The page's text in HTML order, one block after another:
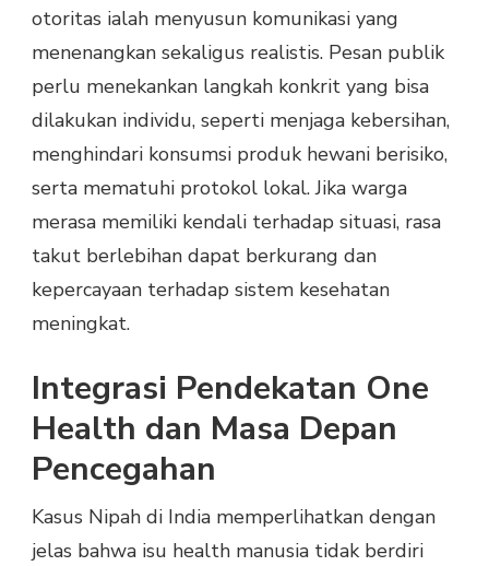
otoritas ialah menyusun komunikasi yang
menenangkan sekaligus realistis. Pesan publik
perlu menekankan langkah konkrit yang bisa
dilakukan individu, seperti menjaga kebersihan,
menghindari konsumsi produk hewani berisiko,
serta mematuhi protokol lokal. Jika warga
merasa memiliki kendali terhadap situasi, rasa
takut berlebihan dapat berkurang dan
kepercayaan terhadap sistem kesehatan
meningkat.
Integrasi Pendekatan One
Health dan Masa Depan
Pencegahan
Kasus Nipah di India memperlihatkan dengan
jelas bahwa isu health manusia tidak berdiri